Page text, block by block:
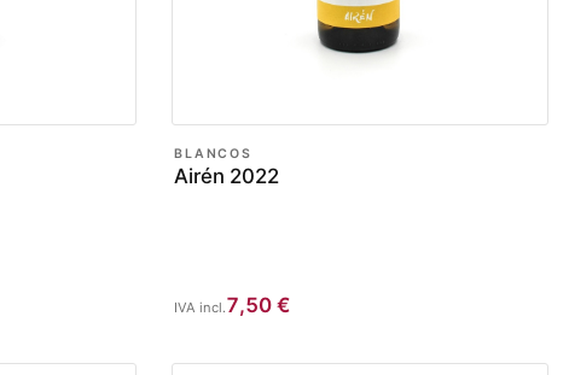
BLANCOS
Airén 2022
7,50 €
IVA incl.